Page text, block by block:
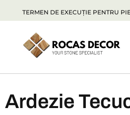
TERMEN DE EXECUȚIE PENTRU
Ardezie